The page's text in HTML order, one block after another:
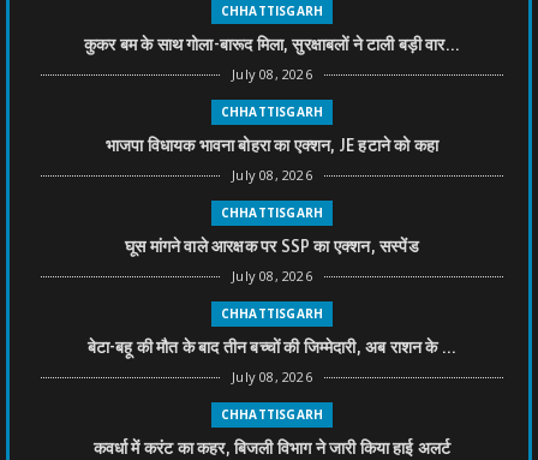
CHHATTISGARH
कुकर बम के साथ गोला-बारूद मिला, सुरक्षाबलों ने टाली बड़ी वार...
July 08, 2026
CHHATTISGARH
भाजपा विधायक भावना बोहरा का एक्शन, JE हटाने को कहा
July 08, 2026
CHHATTISGARH
घूस मांगने वाले आरक्षक पर SSP का एक्शन, सस्पेंड
July 08, 2026
CHHATTISGARH
बेटा-बहू की मौत के बाद तीन बच्चों की जिम्मेदारी, अब राशन के ...
July 08, 2026
CHHATTISGARH
कवर्धा में करंट का कहर, बिजली विभाग ने जारी किया हाई अलर्ट